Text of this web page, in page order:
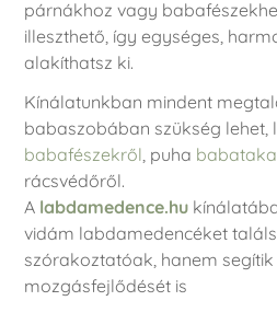
párnákhoz vagy
illeszthető, így egységes,
alakíthatsz ki.
Kínálatunkban mindent
babaszobában szükség lehet,
babafészekről , puha
rácsvédőről.
A labdamedence.hu
vidám labdamedencéket
szórakoztatóak, hanem segítik
mozgásfejlődését is